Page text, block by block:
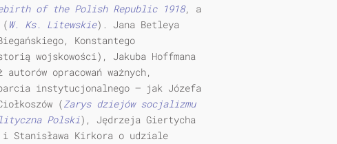
of the Polish Republic1918, a
( W. Ks. Litewskie). Jana Betleya
Konstantego
wojskowości), Jakuba Hoffmana
opracowań ważnych,
instytucjonalnego — jak Józefa
(Zarys dziejów socjalizmu
Polski), Jędrzeja Giertycha
Stanisława Kirkora o udziale